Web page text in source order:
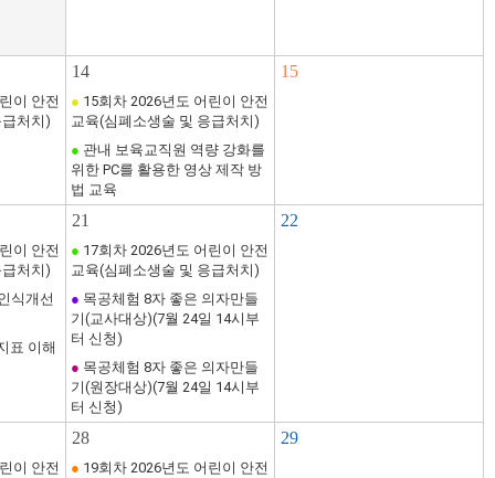
이 안전
처치)
14
● 15회차 2026년도 어린이 안전
교육(심폐소생술 및 응급처치)
● 관내 보육교직원 역량 강화를
위한 PC를 활용한 영상 제작 방
법 교육
15
이 안전
처치)
식개선
표 이해
21
● 17회차 2026년도 어린이 안전
교육(심폐소생술 및 응급처치)
● 목공체험 8자 좋은 의자만들
기(교사대상)(7월 24일 14시부
터 신청)
● 목공체험 8자 좋은 의자만들
기(원장대상)(7월 24일 14시부
터 신청)
22
이 안전
28
● 19회차 2026년도 어린이 안전
29